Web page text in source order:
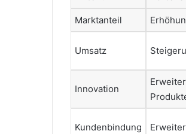
Marktanteil
Umsatz
Innovation
Kundenbindung